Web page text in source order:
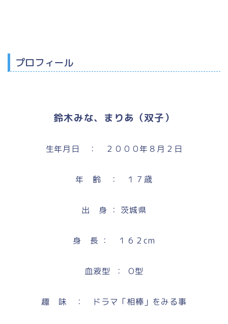
プロフィール
鈴木みな、まりあ（双子）
生年月日 ： ２０００年８月２日
年 齢 ： １７歳
出 身 ： 茨城県
身 長 ： １６２cm
血液型 ： O型
趣 味 ： ドラマ「相棒」をみる事